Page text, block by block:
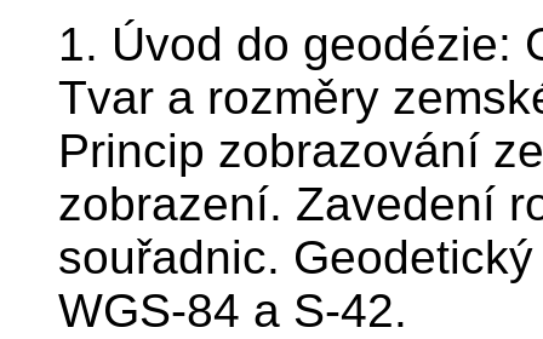
1. Úvod do geodézie:
Tvar a rozměry
Princip zobrazování
zobrazení. Zavedení
souřadnic.
WGS-84 a S-42.